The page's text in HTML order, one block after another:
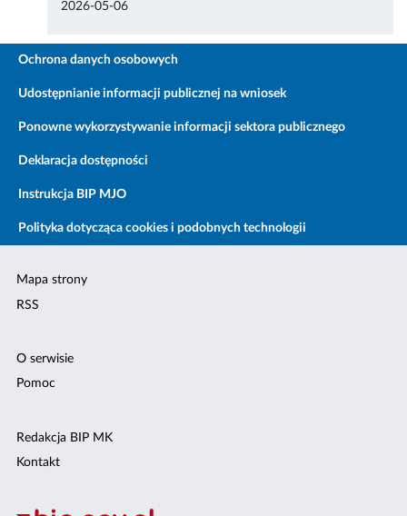
2026-05-06
Ochrona danych osobowych
Udostępnianie informacji publicznej na wniosek
Ponowne wykorzystywanie informacji sektora publicznego
Deklaracja dostępności
Instrukcja BIP MJO
Polityka dotycząca cookies i podobnych technologii
Mapa strony
RSS
O serwisie
Pomoc
Redakcja BIP MK
Kontakt